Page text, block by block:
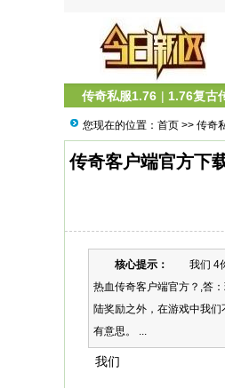
传奇私服1.76 | 1.76复古
您现在的位置： 首页 >> 传奇
传奇客户端官方下
核心提示：
我们 4你
热血传奇客户端官方？,答
陆奖励之外，在游戏中我
有意思。 ...
我们